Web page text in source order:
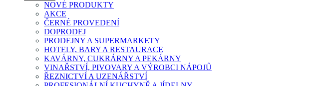
NOVÉ PRODUKTY
AKCE
ČERNÉ PROVEDENÍ
DOPRODEJ
PRODEJNY A SUPERMARKETY
HOTELY, BARY A RESTAURACE
KAVÁRNY, CUKRÁRNY A PEKÁRNY
VINAŘSTVÍ, PIVOVARY A VÝROBCI NÁPOJŮ
ŘEZNICTVÍ A UZENÁŘSTVÍ